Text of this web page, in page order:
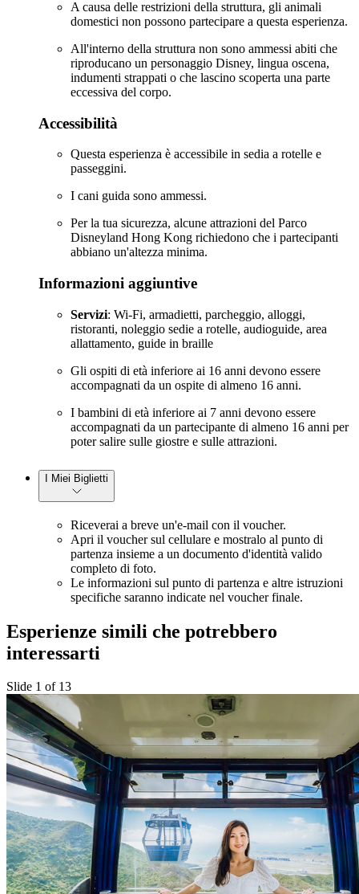
A causa delle restrizioni della struttura, gli animali
domestici non possono partecipare a questa esperienza.
All'interno della struttura non sono ammessi abiti che
riproducano un personaggio Disney, lingua oscena,
indumenti strappati o che lascino scoperta una parte
eccessiva del corpo.
Accessibilità
Questa esperienza è accessibile in sedia a rotelle e
passeggini.
I cani guida sono ammessi.
Per la tua sicurezza, alcune attrazioni del Parco
Disneyland Hong Kong richiedono che i partecipanti
abbiano un'altezza minima.
Informazioni aggiuntive
Servizi: Wi-Fi, armadietti, parcheggio, alloggi,
ristoranti, noleggio sedie a rotelle, audioguide, area
allattamento, guide in braille
Gli ospiti di età inferiore ai 16 anni devono essere
accompagnati da un ospite di almeno 16 anni.
I bambini di età inferiore ai 7 anni devono essere
accompagnati da un partecipante di almeno 16 anni per
poter salire sulle giostre e sulle attrazioni.
I Miei Biglietti
Riceverai a breve un'e-mail con il voucher.
Apri il voucher sul cellulare e mostralo al punto di
partenza insieme a un documento d'identità valido
completo di foto.
Le informazioni sul punto di partenza e altre istruzioni
specifiche saranno indicate nel voucher finale.
Esperienze simili che potrebbero
interessarti
Slide 1 of 13